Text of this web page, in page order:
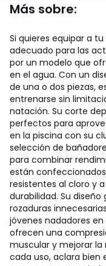
Más sobre:
Si quieres equipar a
adecuado para las
por un modelo que
en el agua. Con un
de una o dos piezas,
entrenarse sin
natación. Su corte
perfectos para
en la piscina con su
selección de
para combinar
están
resistentes al cloro y
durabilidad. Su
rozaduras
jóvenes nadadores
ofrecen una
muscular y mejorar la
cada uso, aclara bien